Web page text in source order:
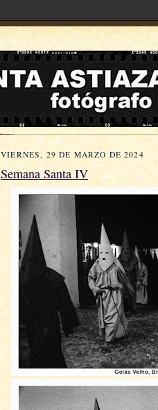
VIERNES, 29 DE MARZO DE 2024
Semana Santa IV